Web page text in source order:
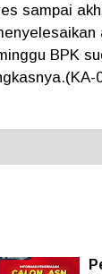
sampai
BPK